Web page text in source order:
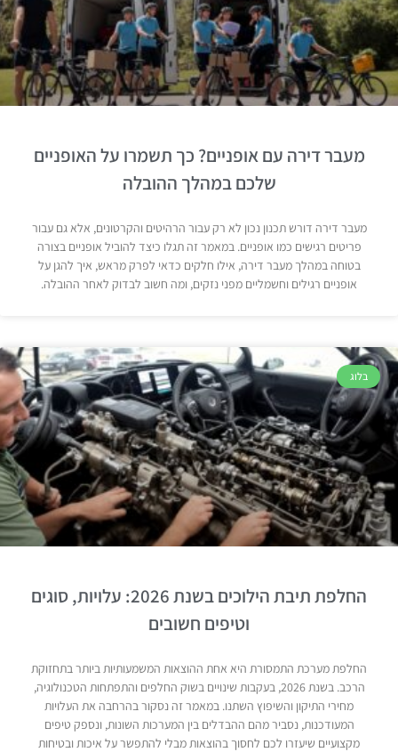
מעבר דירה עם אופניים? כך תשמרו על האופניים
שלכם במהלך ההובלה
מעבר דירה דורש תכנון נכון לא רק עבור הרהיטים והקרטונים, אלא גם עבור
פריטים רגישים כמו אופניים. במאמר זה תגלו כיצד להוביל אופניים בצורה
בטוחה במהלך מעבר דירה, אילו חלקים כדאי לפרק מראש, איך להגן על
אופניים רגילים וחשמליים מפני נזקים, ומה חשוב לבדוק לאחר ההובלה.
בלוג
החלפת תיבת הילוכים בשנת 2026: עלויות, סוגים
וטיפים חשובים
החלפת מערכת התמסורת היא אחת ההוצאות המשמעותיות ביותר בתחזוקת
הרכב. בשנת 2026, בעקבות שינויים בשוק החלפים והתפתחות הטכנולוגיה,
מחירי התיקון והשיפוץ השתנו. במאמר זה נסקור בהרחבה את העלויות
המעודכנות, נסביר מהם ההבדלים בין המערכות השונות, ונספק טיפים
מקצועיים שיעזרו לכם לחסוך בהוצאות מבלי להתפשר על איכות ובטיחות